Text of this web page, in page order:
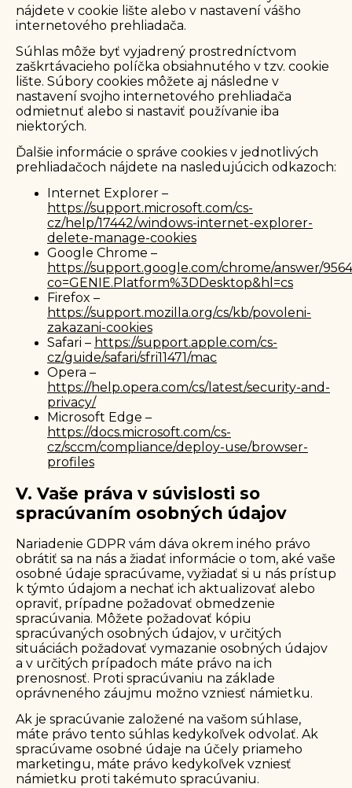
nájdete v cookie lište alebo v nastavení vášho
internetového prehliadača.
Súhlas môže byť vyjadrený prostredníctvom
zaškrtávacieho políčka obsiahnutého v tzv. cookie
lište. Súbory cookies môžete aj následne v
nastavení svojho internetového prehliadača
odmietnuť alebo si nastaviť používanie iba
niektorých.
Ďalšie informácie o správe cookies v jednotlivých
prehliadačoch nájdete na nasledujúcich odkazoch:
Internet Explorer –
https://support.microsoft.com/cs-
cz/help/17442/windows-internet-explorer-
delete-manage-cookies
Google Chrome –
https://support.google.com/chrome/answer/
co=GENIE.Platform%3DDesktop&hl=cs
Firefox –
https://support.mozilla.org/cs/kb/povoleni-
zakazani-cookies
Safari – https://support.apple.com/cs-
cz/guide/safari/sfri11471/mac
Opera –
https://help.opera.com/cs/latest/security-and-
privacy/
Microsoft Edge –
https://docs.microsoft.com/cs-
cz/sccm/compliance/deploy-use/browser-
profiles
V. Vaše práva v súvislosti so
spracúvaním osobných údajov
Nariadenie GDPR vám dáva okrem iného právo
obrátiť sa na nás a žiadať informácie o tom, aké vaše
osobné údaje spracúvame, vyžiadať si u nás prístup
k týmto údajom a nechať ich aktualizovať alebo
opraviť, prípadne požadovať obmedzenie
spracúvania. Môžete požadovať kópiu
spracúvaných osobných údajov, v určitých
situáciách požadovať vymazanie osobných údajov
a v určitých prípadoch máte právo na ich
prenosnosť. Proti spracúvaniu na základe
oprávneného záujmu možno vzniesť námietku.
Ak je spracúvanie založené na vašom súhlase,
máte právo tento súhlas kedykoľvek odvolať. Ak
spracúvame osobné údaje na účely priameho
marketingu, máte právo kedykoľvek vzniesť
námietku proti takémuto spracúvaniu.